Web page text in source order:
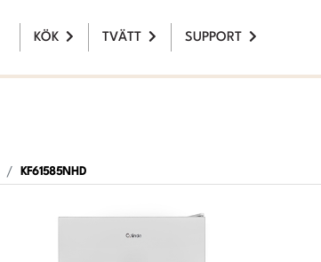
KÖK TVÄTT SUPPORT
KF61585NHD